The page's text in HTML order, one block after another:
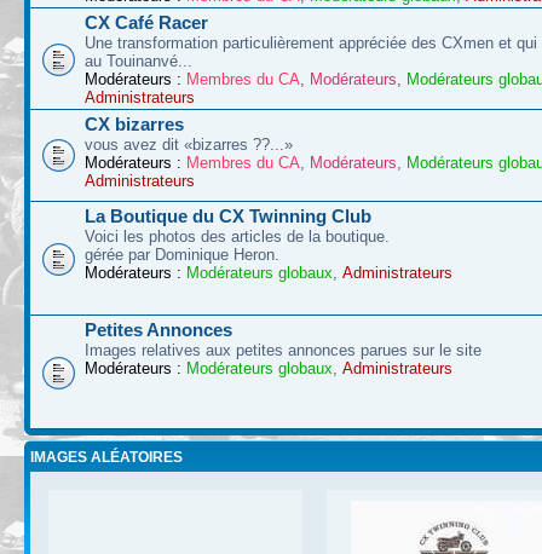
CX Café Racer
Une transformation particulièrement appréciée des CXmen et
au Touinanvé...
Modérateurs : Membres du CA Modérateurs
Modérateurs
Administrateurs
CX bizarres
vous avez dit «bizarres ??...»
Modérateurs : Membres du CA Modérateurs
Modérateurs
Administrateurs
La Boutique du CX Twinning Club
Voici les photos des articles de la boutique.
gérée par Dominique Heron.
Modérateurs : Modérateurs globaux, Administrateurs
Petites Annonces
Images relatives aux petites annonces parues sur le site
Modérateurs : Modérateurs globaux, Administrateurs
IMAGES ALÉATOIRES